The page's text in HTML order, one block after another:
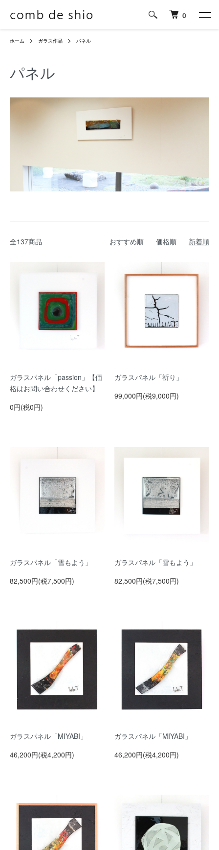
0
ホーム ガラス作品 パネル
パネル
全137商品 おすすめ順 価格順 新着順
ガラスパネル「passion」【価
格はお問い合わせください】
0円(税0円)
ガラスパネル「祈り」
99,000円(税9,000円)
ガラスパネル「雪もよう」
82,500円(税7,500円)
ガラスパネル「雪もよう」
82,500円(税7,500円)
ガラスパネル「MIYABI」
46,200円(税4,200円)
ガラスパネル「MIYABI」
46,200円(税4,200円)